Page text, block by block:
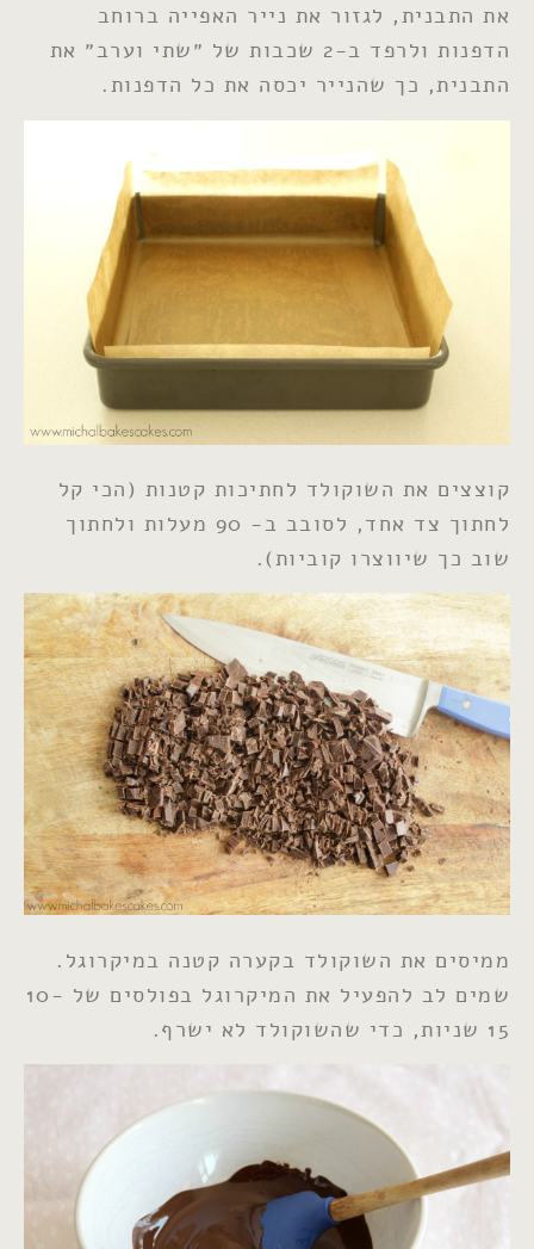
את התבנית, לגזור את נייר האפייה ברוחב
הדפנות ולרפד ב-2 שכבות של ״שתי וערב״ את
התבנית, כך שהנייר יכסה את כל הדפנות.
קוצצים את השוקולד לחתיכות קטנות (הכי קל
לחתוך צד אחד, לסובב ב- 90 מעלות ולחתוך
שוב כך שיווצרו קוביות).
ממיסים את השוקולד בקערה קטנה במיקרוגל.
שמים לב להפעיל את המיקרוגל בפולסים של 10-
15 שניות, כדי שהשוקולד לא ישרף.